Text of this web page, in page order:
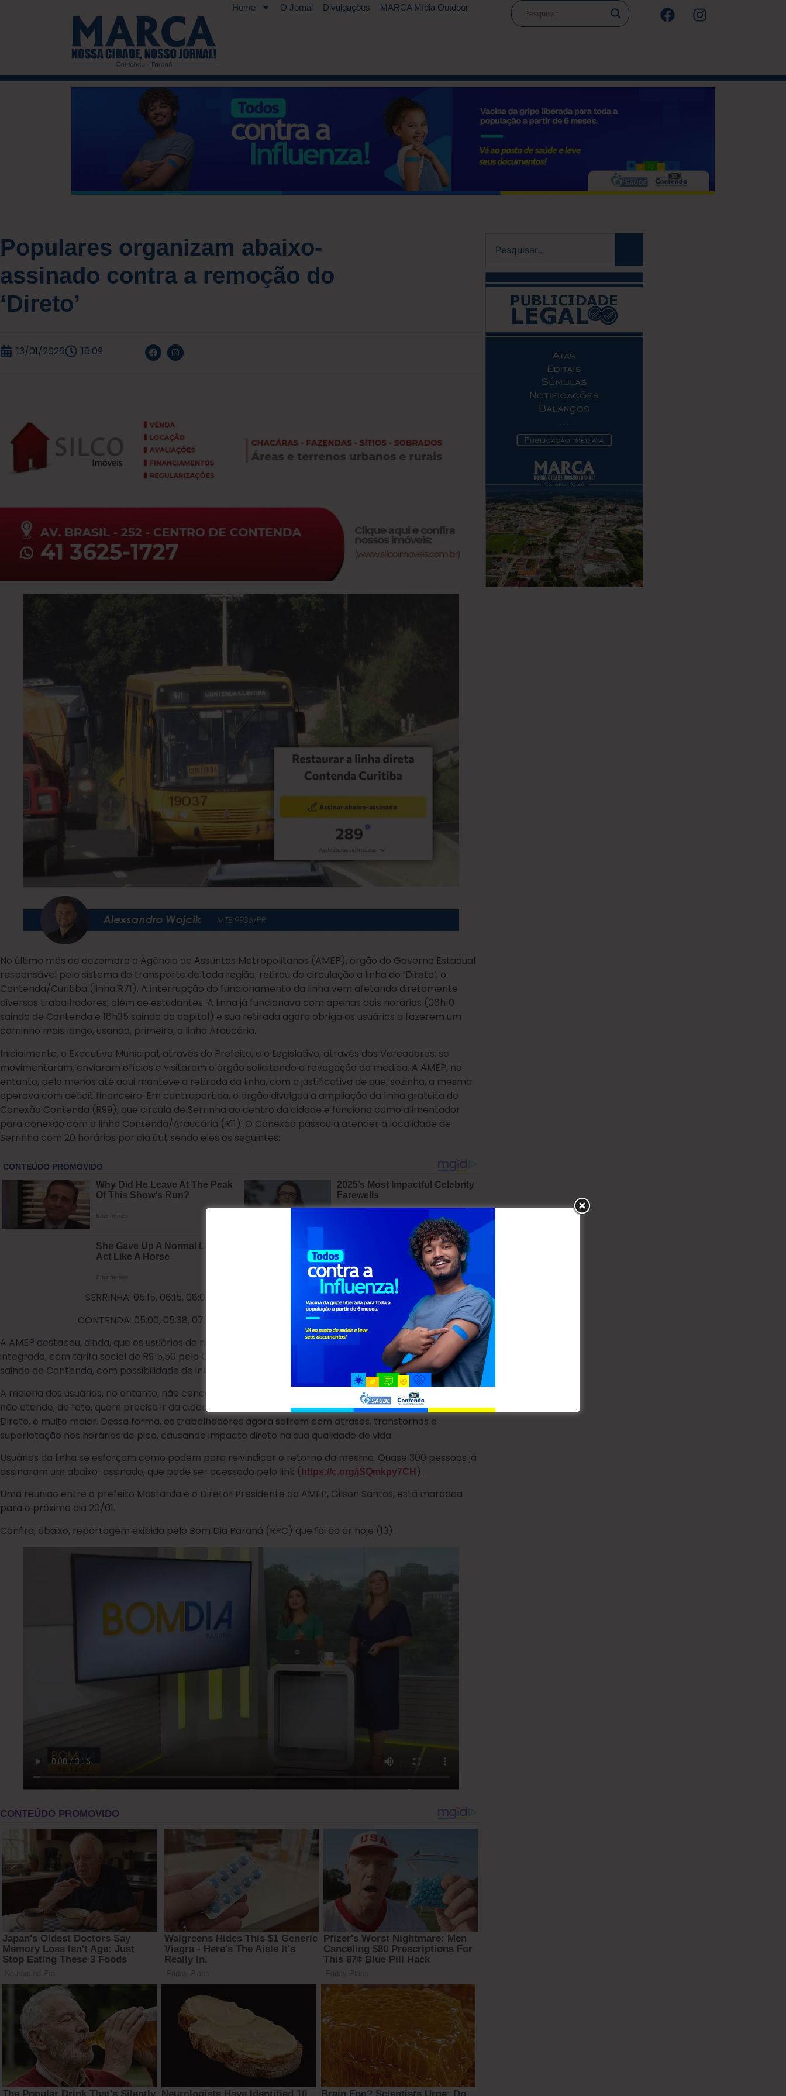
Home O Jornal Divulgações MARCA Mídia Outdoor
Populares organizam abaixo-
assinado contra a remoção do
‘Direto’
13/01/2026 16:09
No último mês de dezembro a Agência de Assuntos Metropolitanos (AMEP), órgão do Governo Estadual
responsável pelo sistema de transporte de toda região, retirou de circulação a linha do ‘Direto’, o
Contenda/Curitiba (linha R71). A interrupção do funcionamento da linha vem afetando diretamente
diversos trabalhadores, além de estudantes. A linha já funcionava com apenas dois horários (06h10
saindo de Contenda e 16h35 saindo da capital) e sua retirada agora obriga os usuários a fazerem um
caminho mais longo, usando, primeiro, a linha Araucária.
Inicialmente, o Executivo Municipal, através do Prefeito, e o Legislativo, através dos Vereadores, se
movimentaram, enviaram ofícios e visitaram o órgão solicitando a revogação da medida. A AMEP, no
entanto, pelo menos até aqui manteve a retirada da linha, com a justificativa de que, sozinha, a mesma
operava com déficit financeiro. Em contrapartida, o órgão divulgou a ampliação da linha gratuita do
Conexão Contenda (R99), que circula de Serrinha ao centro da cidade e funciona como alimentador
para conexão com a linha Contenda/Araucária (R11). O Conexão passou a atender a localidade de
Serrinha com 20 horários por dia útil, sendo eles os seguintes:
SERRINHA: 05:15, 06:15, 08:05, 09:10, 14:20, 15:30, 17:05, 18:12, 20:05 e 21:10.
CONTENDA: 05:00, 05:38, 07:32, 08:21, 13:35, 14:45, 16:15, 17:37, 19:20 e 20:30.
A AMEP destacou, ainda, que os usuários do município contam com o serviço de transporte coletivo
integrado, com tarifa social de R$ 5,50 pelo Cartão Metrocard, com oferta de 45 horários por dia útil
saindo de Contenda, com possibilidade de integração até Curitiba (passando por Araucária).
A maioria dos usuários, no entanto, não concordam com a medida e defendem que o Conexão Contenda
não atende, de fato, quem precisa ir da cidade até Curitiba, pois o tempo de deslocamento, sem o
Direto, é muito maior. Dessa forma, os trabalhadores agora sofrem com atrasos, transtornos e
superlotação nos horários de pico, causando impacto direto na sua qualidade de vida.
Usuários da linha se esforçam como podem para reivindicar o retorno da mesma. Quase 300 pessoas já
assinaram um abaixo-assinado, que pode ser acessado pelo link ( https://c.org/jSQmkpy7CH ).
Uma reunião entre o prefeito Mostarda e o Diretor Presidente da AMEP, Gilson Santos, está marcada
para o próximo dia 20/01.
Confira, abaixo, reportagem exibida pelo Bom Dia Paraná (RPC) que foi ao ar hoje (13).